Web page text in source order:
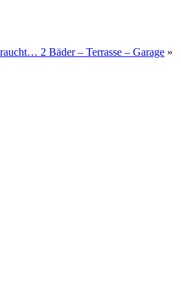
2 Bäder – Terrasse – Garage »